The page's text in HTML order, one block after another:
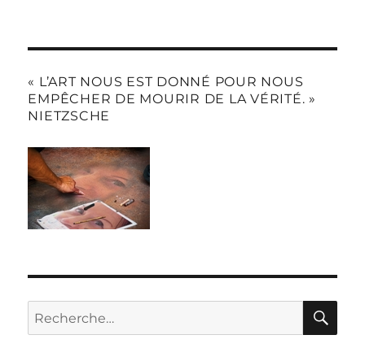
« L’ART NOUS EST DONNÉ POUR NOUS
EMPÊCHER DE MOURIR DE LA VÉRITÉ. »
NIETZSCHE
Recherche
pour :